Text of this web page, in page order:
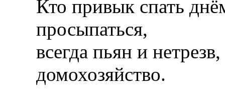
Кто привык спать
просыпаться,
всегда пьян и
домохозяйство.